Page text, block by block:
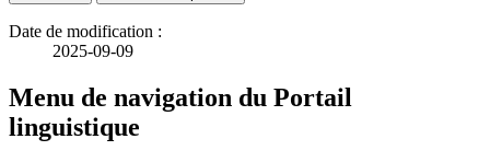
Date de modification :
2025-09-09
Menu de navigation du Portail
linguistique